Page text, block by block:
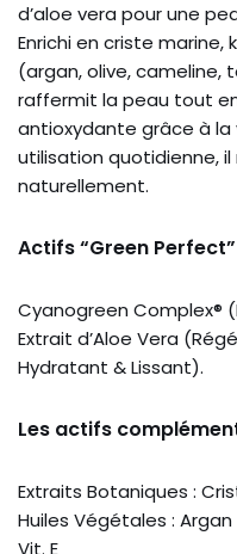
d’aloe vera pour une
Enrichi en criste
(argan, olive, cameline,
raffermit la peau tout
antioxydante grâce à la
utilisation quotidienne,
naturellement.
Actifs “Green Perfect”
Cyanogreen Complex®
Extrait d’Aloe Vera
Hydratant & Lissant).
Les actifs
Extraits Botaniques :
Huiles Végétales :
Vit. E